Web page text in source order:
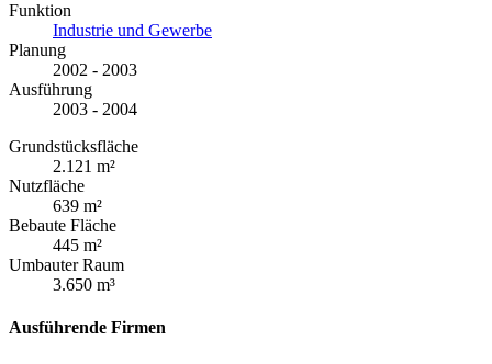
Funktion
Industrie und Gewerbe
Planung
2002 - 2003
Ausführung
2003 - 2004
Grundstücksfläche
2.121 m²
Nutzfläche
639 m²
Bebaute Fläche
445 m²
Umbauter Raum
3.650 m³
Ausführende Firmen